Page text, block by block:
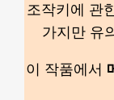
조작키에 관
가지만 유
이 작품에서